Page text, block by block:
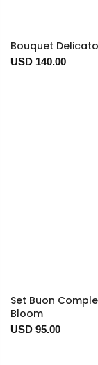
Bouquet Delicato
USD 140.00
Set Buon
Bloom
USD 95.00